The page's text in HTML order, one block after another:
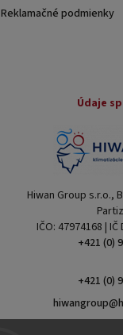
Reklamačné podmienky
Údaje
Hiwan Group s.r.o.,
IČO: 47974168 |
+421 (0)
+421 (0)